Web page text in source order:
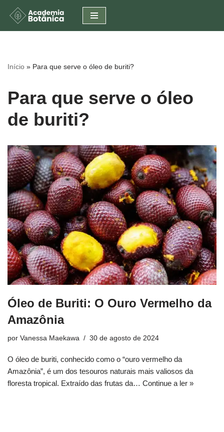
Pular
conteúdo
Início » Para que serve o óleo de buriti?
Para que serve o óleo
de buriti?
Óleo de Buriti: O Ouro Vermelho da
Amazônia
por Vanessa Maekawa 30 de agosto de 2024
O óleo de buriti, conhecido como o “ouro vermelho da
Amazônia”, é um dos tesouros naturais mais valiosos da
floresta tropical. Extraído das frutas da… Continue a ler »